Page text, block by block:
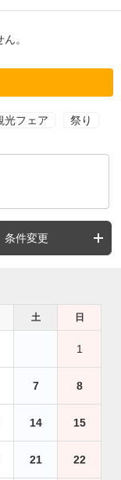
。
光フェア 祭り
条件変更
土 日
1
7 8
14 15
21 22